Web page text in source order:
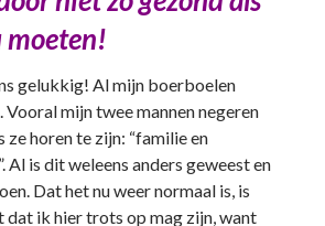
moeten!
gelukkig! Al mijn boerboelen
mijn twee mannen negeren
horen te zijn: “familie en
Al is dit weleens anders geweest en
Dat het nu weer normaal is, is
ik hier trots op mag zijn, want